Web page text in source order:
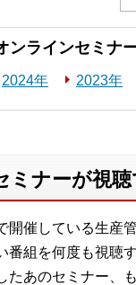
ンラインセミナ
2024年 2023年
ミナーが視
開催している生産
番組を何度も視聴
たあのセミナー、